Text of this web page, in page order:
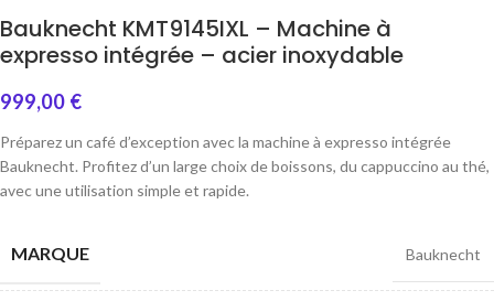
Bauknecht KMT9145IXL – Machine à
expresso intégrée – acier inoxydable
999,00 €
Préparez un café d’exception avec la machine à expresso intégrée
Bauknecht. Profitez d’un large choix de boissons, du cappuccino au thé,
avec une utilisation simple et rapide.
MARQUE Bauknecht